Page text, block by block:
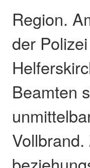
Region.
der
Beamten